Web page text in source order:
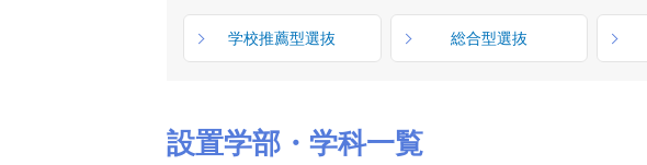
学校推薦型選抜 総合型選抜
設置学部・学科一覧